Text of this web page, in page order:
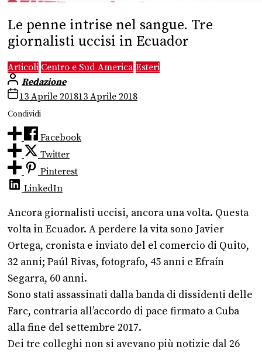
Le penne intrise nel sangue. Tre
giornalisti uccisi in Ecuador
Articoli Centro e Sud America Esteri
Redazione
13 Aprile 201813 Aprile 2018
Condividi
Facebook
Twitter
Pinterest
LinkedIn
Ancora giornalisti uccisi, ancora una volta. Questa
volta in Ecuador. A perdere la vita sono Javier
Ortega, cronista e inviato del el comercio di Quito,
32 anni; Paúl Rivas, fotografo, 45 anni e Efraín
Segarra, 60 anni.
Sono stati assassinati dalla banda di dissidenti delle
Farc, contraria all’accordo di pace firmato a Cuba
alla fine del settembre 2017.
Dei tre colleghi non si avevano più notizie dal 26